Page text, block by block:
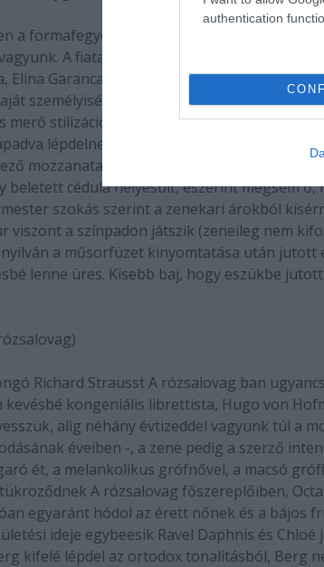
authentication
a formafegyelem, az elegancia és a jól
A fiatal négyes csinos és tehetséges,
Elina Garanca (Dorabella) természetes és
személyiségét használja álruhának,
merő stilizáció, előkelő estélyibe öltözött
lépdelnek, útközben behozzák vagy
mozzanata, hogy a nyomtatott
beletett cédula helyesbít, eszerint mégsem
szokás szerint a zenekari árokból
viszont a színpadon játszik (zeneileg nem
a műsorfüzet kinyomtatása után
lenne üres. Kisebb baj, hogy eszükbe
Richard Strausst A rózsalovag ban
kevésbé kongeniális librettista, Hugo von
alig néhány évtizeddel vagyunk túl a
éveiben -, a zene pedig a szerző
ét, a melankolikus grófnővel, a macsó
A rózsalovag főszereplőiben,
egyaránt hódol az érett nőnek és a bájos
ideje egybeesik Ravel Daphnis és
kifelé lépdel az ortodox tonalitásból, Berg